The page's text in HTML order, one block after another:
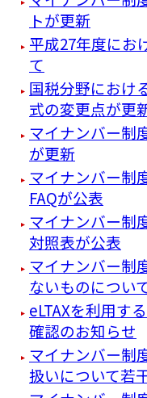
トが更新
平成27年度にお
て
国税分野におけ
式の変更点が更
マイナンバー制
が更新
マイナンバー制
FAQが公表
マイナンバー
対照表が公表
マイナンバー
ないものについ
eLTAXを利用す
確認のお知らせ
マイナンバー
扱いについて若